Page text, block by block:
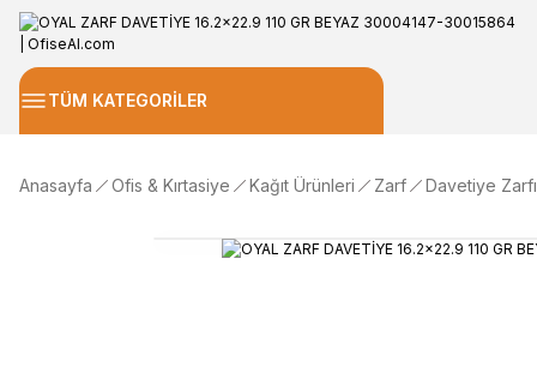
TÜM KATEGORİLER
Anasayfa Ofis & Kırtasiye Kağıt Ürünleri Zarf Davetiye Zarfı